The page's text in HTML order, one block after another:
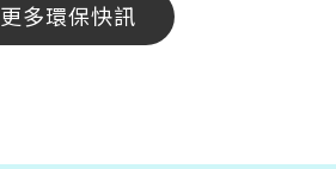
更多環保快訊